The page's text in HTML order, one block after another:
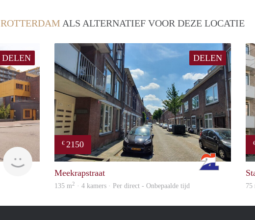
ROTTERDAM ALS ALTERNATIEF VOOR DEZE LOCATIE
DELEN DELEN
€ 2150
Rotterdam
Meekrapstraat
135 m2 · 4 kamers · Per direct - Onbepaalde tijd 75